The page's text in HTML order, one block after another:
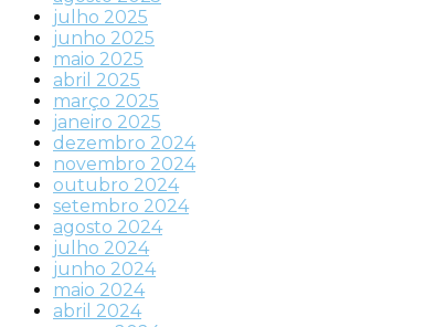
julho 2025
junho 2025
maio 2025
abril 2025
março 2025
janeiro 2025
dezembro 2024
novembro 2024
outubro 2024
setembro 2024
agosto 2024
julho 2024
junho 2024
maio 2024
abril 2024